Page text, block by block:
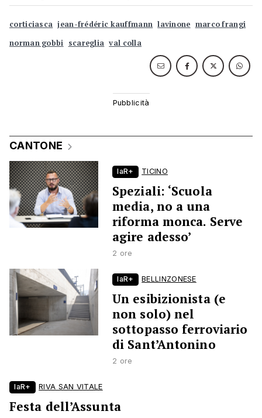
corticiasca jean-frédéric kauffmann lavinone marco frangi
norman gobbi scareglia val colla
CANTONE
laR+ TICINO
Speziali: ‘Scuola
media, no a una
riforma monca. Serve
agire adesso’
2 ore
laR+ BELLINZONESE
Un esibizionista (e
non solo) nel
sottopasso ferroviario
di Sant’Antonino
2 ore
laR+ RIVA SAN VITALE
Festa dell’Assunta